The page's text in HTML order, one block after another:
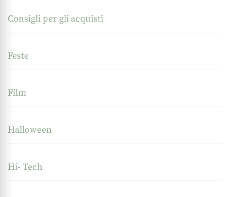
Consigli per gli acquisti
Feste
Film
Halloween
Hi- Tech